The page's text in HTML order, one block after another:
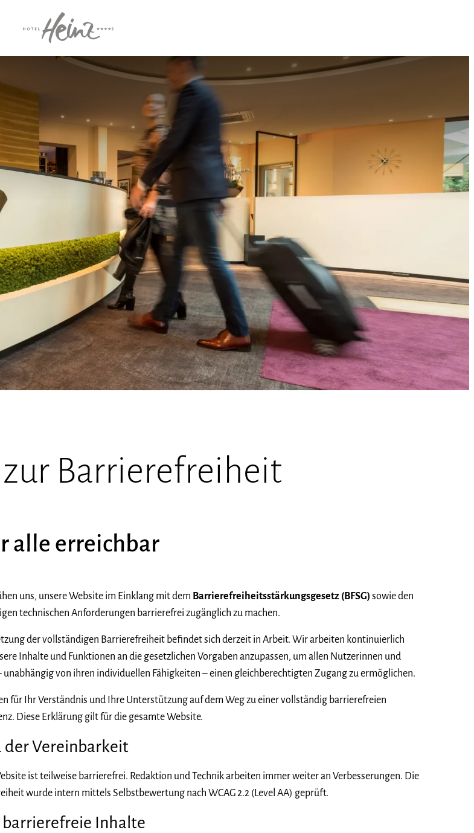
Barrierefreiheit
alle erreichbar
uns, unsere Website im Einklang mit dem Barrierefreiheitsstärkungsgesetz (BFSG) sowie den
technischen Anforderungen barrierefrei zugänglich zu machen.
der vollständigen Barrierefreiheit befindet sich derzeit in Arbeit. Wir arbeiten kontinuierlich
Inhalte und Funktionen an die gesetzlichen Vorgaben anzupassen, um allen Nutzerinnen und
unabhängig von ihren individuellen Fähigkeiten – einen gleichberechtigten Zugang zu ermöglichen.
für Ihr Verständnis und Ihre Unterstützung auf dem Weg zu einer vollständig barrierefreien
Diese Erklärung gilt für die gesamte Website.
der Vereinbarkeit
ist teilweise barrierefrei. Redaktion und Technik arbeiten immer weiter an Verbesserungen. Die
wurde intern mittels Selbstbewertung nach WCAG 2.2 (Level AA) geprüft.
Inhalte